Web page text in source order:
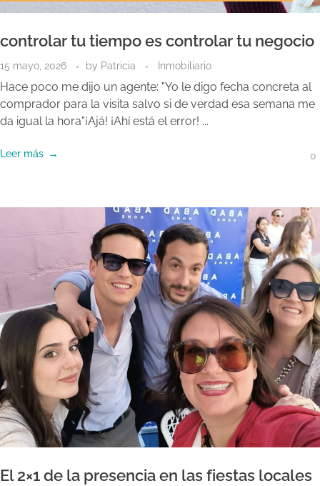
controlar tu tiempo es controlar tu negocio
15 mayo, 2026 by Patricia Inmobiliario
Hace poco me dijo un agente: "Yo le digo fecha concreta al
comprador para la visita salvo si de verdad esa semana me
da igual la hora"¡Ajá! ¡Ahí está el error! ...
Leer más 0
El 2×1 de la presencia en las fiestas locales